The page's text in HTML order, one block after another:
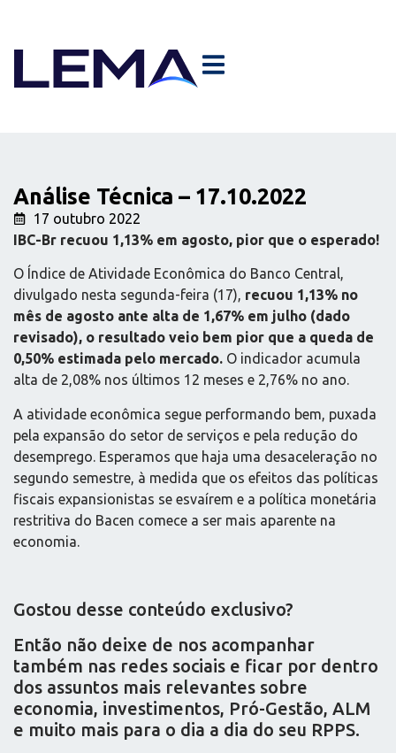
Análise Técnica – 17.10.2022
17 outubro 2022
IBC-Br recuou 1,13% em agosto, pior que o esperado!
O Índice de Atividade Econômica do Banco Central,
divulgado nesta segunda-feira (17), recuou 1,13% no
mês de agosto ante alta de 1,67% em julho (dado
revisado), o resultado veio bem pior que a queda de
0,50% estimada pelo mercado. O indicador acumula
alta de 2,08% nos últimos 12 meses e 2,76% no ano.
A atividade econômica segue performando bem, puxada
pela expansão do setor de serviços e pela redução do
desemprego. Esperamos que haja uma desaceleração no
segundo semestre, à medida que os efeitos das políticas
fiscais expansionistas se esvaírem e a política monetária
restritiva do Bacen comece a ser mais aparente na
economia.
Gostou desse conteúdo exclusivo?
Então não deixe de nos acompanhar
também nas redes sociais e ficar por dentro
dos assuntos mais relevantes sobre
economia, investimentos, Pró-Gestão, ALM
e muito mais para o dia a dia do seu RPPS.